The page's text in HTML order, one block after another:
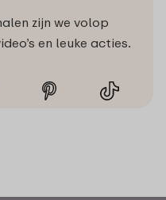
zijn we volop
en leuke acties.